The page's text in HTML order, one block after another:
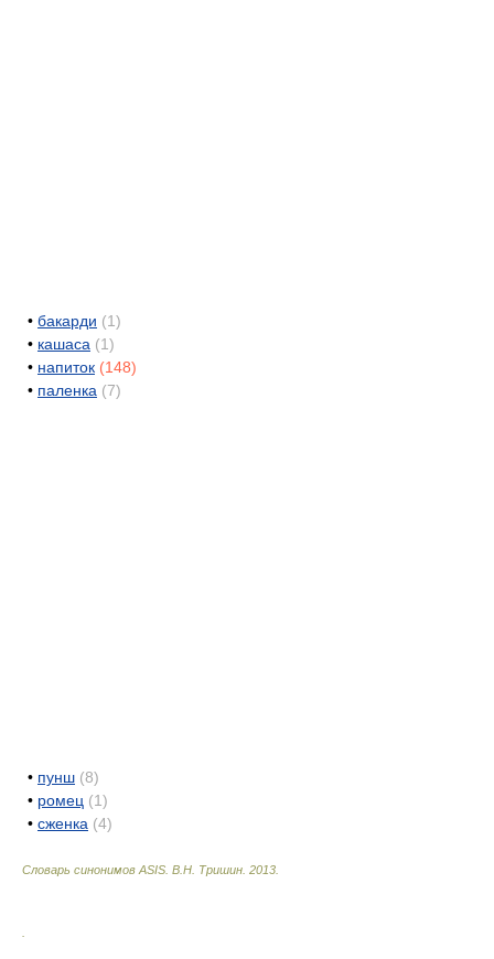
• бакарди (1)
• кашаса (1)
• напиток (148)
• паленка (7)
• пунш (8)
• ромец (1)
• сженка (4)
Словарь синонимов ASIS. В.Н. Тришин 2013